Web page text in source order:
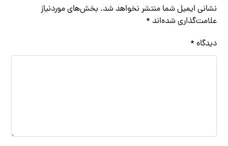
نشانی ایمیل شما منتشر نخواهد شد. بخش‌های موردنیاز
علامت‌گذاری شده‌اند *
دیدگاه *